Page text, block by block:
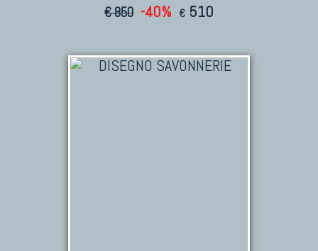
€ 850 -40% € 510